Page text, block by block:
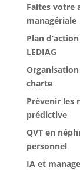
Faites votre
managériale
Plan
LEDIAG
charte
Prévenir les
prédictive
QVT en
personnel
IA et